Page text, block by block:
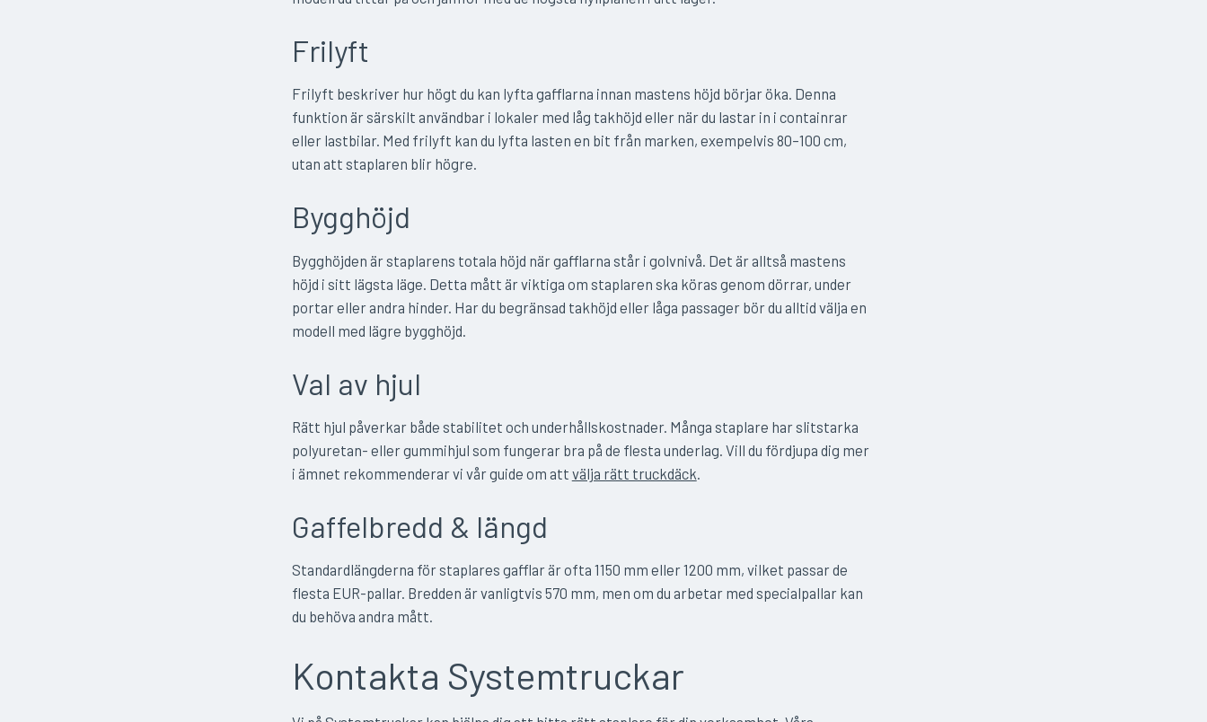
Frilyft
Frilyft beskriver hur högt du kan lyfta gafflarna innan mastens höjd börjar öka. Denna
funktion är särskilt användbar i lokaler med låg takhöjd eller när du lastar in i containrar
eller lastbilar. Med frilyft kan du lyfta lasten en bit från marken, exempelvis 80–100 cm,
utan att staplaren blir högre.
Bygghöjd
Bygghöjden är staplarens totala höjd när gafflarna står i golvnivå. Det är alltså mastens
höjd i sitt lägsta läge. Detta mått är viktiga om staplaren ska köras genom dörrar, under
portar eller andra hinder. Har du begränsad takhöjd eller låga passager bör du alltid välja en
modell med lägre bygghöjd.
Val av hjul
Rätt hjul påverkar både stabilitet och underhållskostnader. Många staplare har slitstarka
polyuretan- eller gummihjul som fungerar bra på de flesta underlag. Vill du fördjupa dig mer
i ämnet rekommenderar vi vår guide om att välja rätt truckdäck
Gaffelbredd & längd
Standardlängderna för staplares gafflar är ofta 1150 mm eller 1200 mm, vilket passar de
flesta EUR-pallar. Bredden är vanligtvis 570 mm, men om du arbetar med specialpallar kan
du behöva andra mått.
Kontakta Systemtruckar